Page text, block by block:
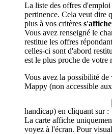
La liste des offres d'emploi
pertinence. Cela veut dire
plus à vos critères
Vous avez renseigné le
restitue les offres
celles-ci sont d'abord
est le plus proche de votre
Vous avez la possibilité
Mappy (non accessible
handicap) en cliquant sur :
La carte affiche
voyez à l'écran. Pour